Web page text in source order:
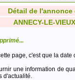
Détail de
ANNECY-LE-
page, c'est que la
une information de
d'actualité.